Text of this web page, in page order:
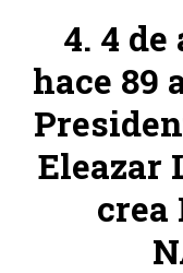
4 de
hace 89
Eleazar
crea